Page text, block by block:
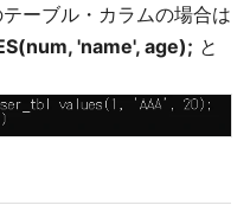
ーブル・カラムの場合は
'name', age); と